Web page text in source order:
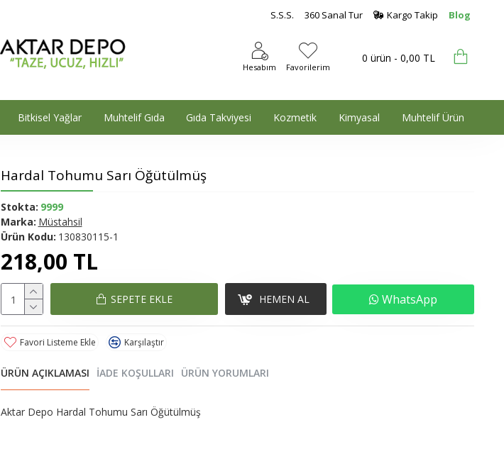
S.S.S. 360 Sanal Tur Kargo Takip Blog
Hesabım Favorilerim
0 ürün - 0,00 TL
Bitkisel Yağlar Muhtelif Gıda Gıda Takviyesi Kozmetik Kimyasal Muhtelif Ürün
Hardal Tohumu Sarı Öğütülmüş
218,00 TL
Stokta: 9999
Marka: Müstahsil
Ürün Kodu: 130830115-1
SEPETE EKLE HEMEN AL WhatsApp
Favori Listeme Ekle Karşılaştır
ÜRÜN AÇIKLAMASI İADE KOŞULLARI ÜRÜN YORUMLARI
Aktar Depo Hardal Tohumu Sarı Öğütülmüş